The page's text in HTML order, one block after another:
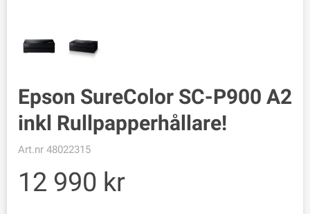
Epson SureColor SC-P900 A2
inkl Rullpapperhållare!
Art.nr 48022315
12 990